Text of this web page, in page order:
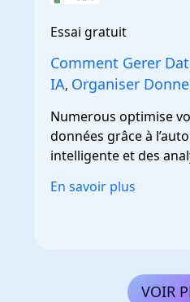
Essai gratuit
Comment Gerer
IA, Organiser
Numerous optimise
données grâce à
intelligente et des
En savoir plus
VOIR